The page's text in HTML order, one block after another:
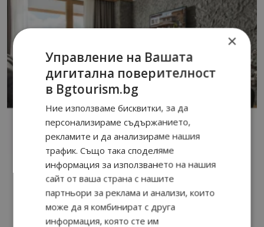
×
Управление на Вашата
дигитална поверителност
в Bgtourism.bg
Ние използваме бисквитки, за да
персонализираме съдържанието,
рекламите и да анализираме нашия
трафик. Също така споделяме
информация за използването на нашия
сайт от ваша страна с нашите
партньори за реклама и анализи, които
може да я комбинират с друга
информация, която сте им